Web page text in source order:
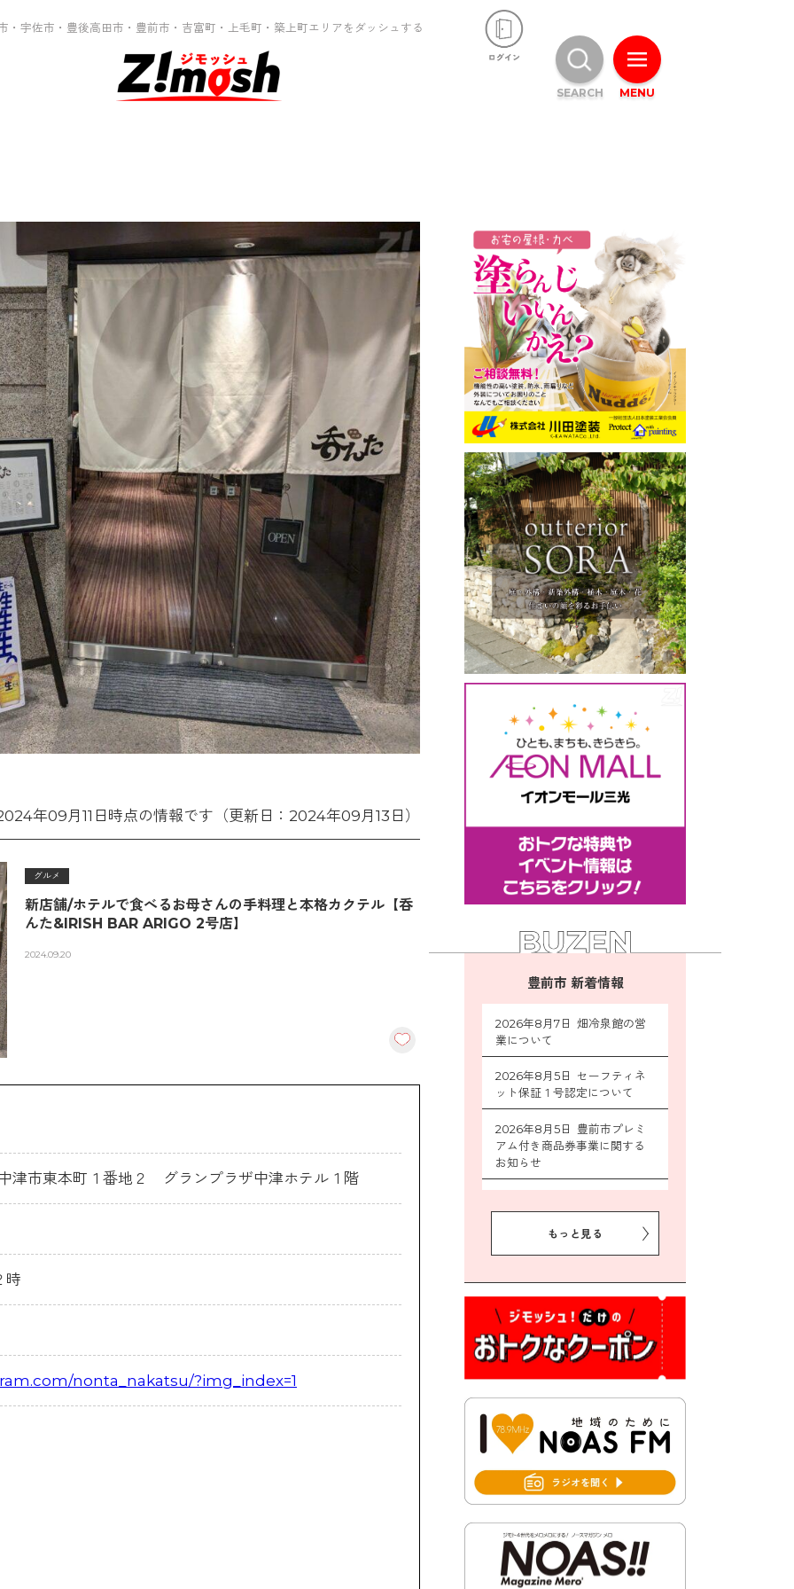
・宇佐市・豊後高田市・豊前市・吉富町・上毛町・築上町エリアをダッシュする
年09月11日時点の情報です（更新日：2024年09月13日）
グルメ
新店舗/ホテルで食べるお母さんの手料理と本格カクテル【呑
んた&IRISH BAR ARIGO 2号店】
2024.09.20
市東本町１番地２ グランプラザ中津ホテル１階
時
nonta_nakatsu/?img_index=1
豊前市 新着情報
2026年8月7日 畑冷泉館の営
業について
2026年8月5日 セーフティネ
ット保証１号認定について
2026年8月5日 豊前市プレミ
アム付き商品券事業に関する
お知らせ
ン作戦参加者募集
対抗「福岡駅伝」出場選手募
集！
2026年7月31日 第６次豊前市
総合計画後期基本計画策定業
書が変わります！
2026年7月30日 豊前市立豊前
中学校の進捗状況について
もっと見る
MENU
SEARCH